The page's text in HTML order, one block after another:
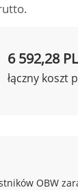
6 592,28
łączny koszt
OBW